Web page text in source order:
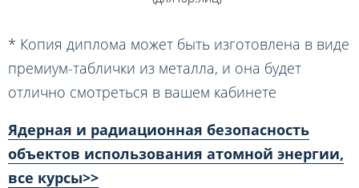
* Копия диплома может быть изготовлена в виде
премиум-таблички из металла, и она будет
отлично смотреться в вашем кабинете
Ядерная и радиационная безопасность
объектов использования атомной энергии,
все курсы>>